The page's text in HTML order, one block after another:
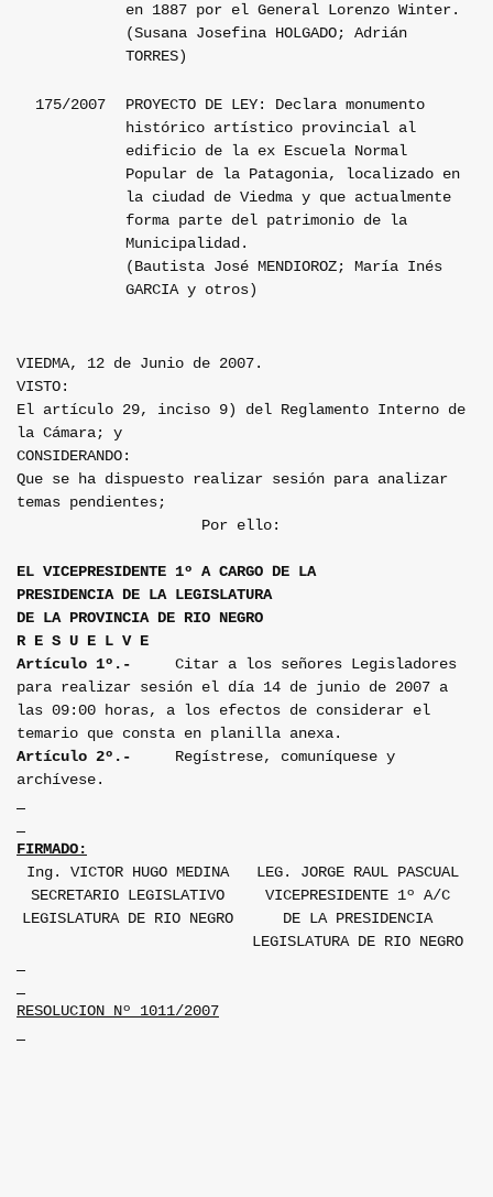
en 1887 por el General Lorenzo Winter.
(Susana Josefina HOLGADO; Adrián
TORRES)
175/2007
PROYECTO DE LEY: Declara monumento
histórico artístico provincial al
edificio de la ex Escuela Normal
Popular de la Patagonia, localizado en
la ciudad de Viedma y que actualmente
forma parte del patrimonio de la
Municipalidad.
(Bautista José MENDIOROZ; María Inés
GARCIA y otros)
VIEDMA, 12 de Junio de 2007.
VISTO:
El artículo 29, inciso 9) del Reglamento Interno de
la Cámara; y
CONSIDERANDO:
Que se ha dispuesto realizar sesión para analizar
temas pendientes;
Por ello:
EL VICEPRESIDENTE 1º A CARGO DE LA
PRESIDENCIA DE LA LEGISLATURA
DE LA PROVINCIA DE RIO NEGRO
R E S U E L V E
Artículo 1º.-
Citar a los señores Legisladores
para realizar sesión el día 14 de junio de 2007 a
las 09:00 horas, a los efectos de considerar el
temario que consta en planilla anexa.
Artículo 2º.-
Regístrese, comuníquese y
archívese.
FIRMADO:
Ing. VICTOR HUGO MEDINA
SECRETARIO LEGISLATIVO
LEGISLATURA DE RIO NEGRO
LEG. JORGE RAUL PASCUAL
VICEPRESIDENTE 1º A/C
DE LA PRESIDENCIA
LEGISLATURA DE RIO NEGRO
RESOLUCION Nº 1011/2007